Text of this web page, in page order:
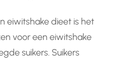
eiwitshake dieet is het
voor een eiwitshake
suikers. Suikers